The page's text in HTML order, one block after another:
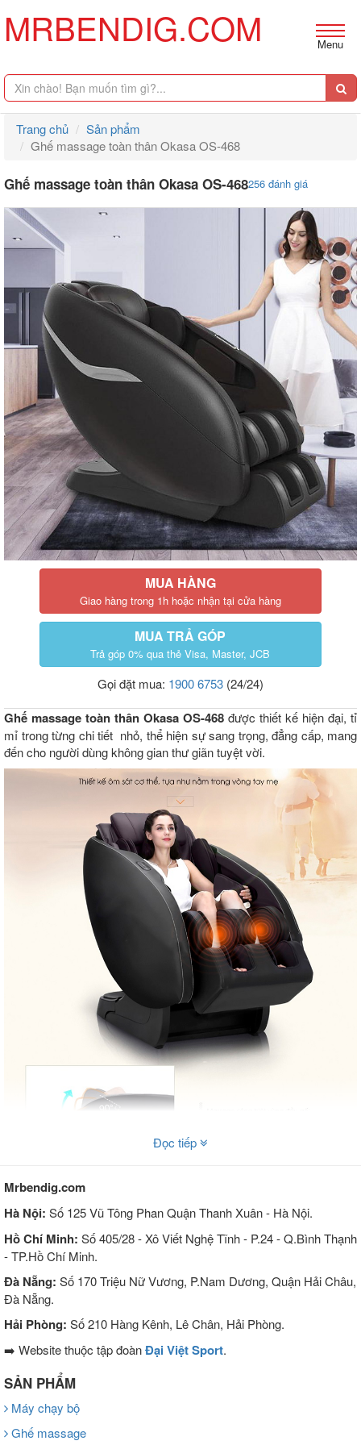
MRBENDIG.COM Menu
Trang chủ
Sản phẩm
Ghế massage toàn thân Okasa OS-468
Ghế massage toàn thân Okasa OS-468256 đánh giá
MUA HÀNG
Giao hàng trong 1h hoặc nhận tại cửa hàng
MUA TRẢ GÓP
Trả góp 0% qua thẻ Visa, Master, JCB
Gọi đặt mua: 1900 6753 (24/24)
Ghế massage toàn thân Okasa OS-468 được thiết kế hiện đại, tỉ
mỉ trong từng chi tiết nhỏ, thể hiện sự sang trọng, đẳng cấp, mang
đến cho người dùng không gian thư giãn tuyệt vời.
Đọc tiếp
Mrbendig.com
Hà Nội: Số 125 Vũ Tông Phan Quận Thanh Xuân - Hà Nội.
Hồ Chí Minh: Số 405/28 - Xô Viết Nghệ Tĩnh - P.24 - Q.Bình Thạnh
- TP.Hồ Chí Minh.
Đà Nẵng: Số 170 Triệu Nữ Vương, P.Nam Dương, Quận Hải Châu,
Đà Nẵng.
Hải Phòng: Số 210 Hàng Kênh, Lê Chân, Hải Phòng.
➡️ Website thuộc tập đoànĐại Việt Sport.
SẢN PHẨM
Máy chạy bộ
Ghế massage